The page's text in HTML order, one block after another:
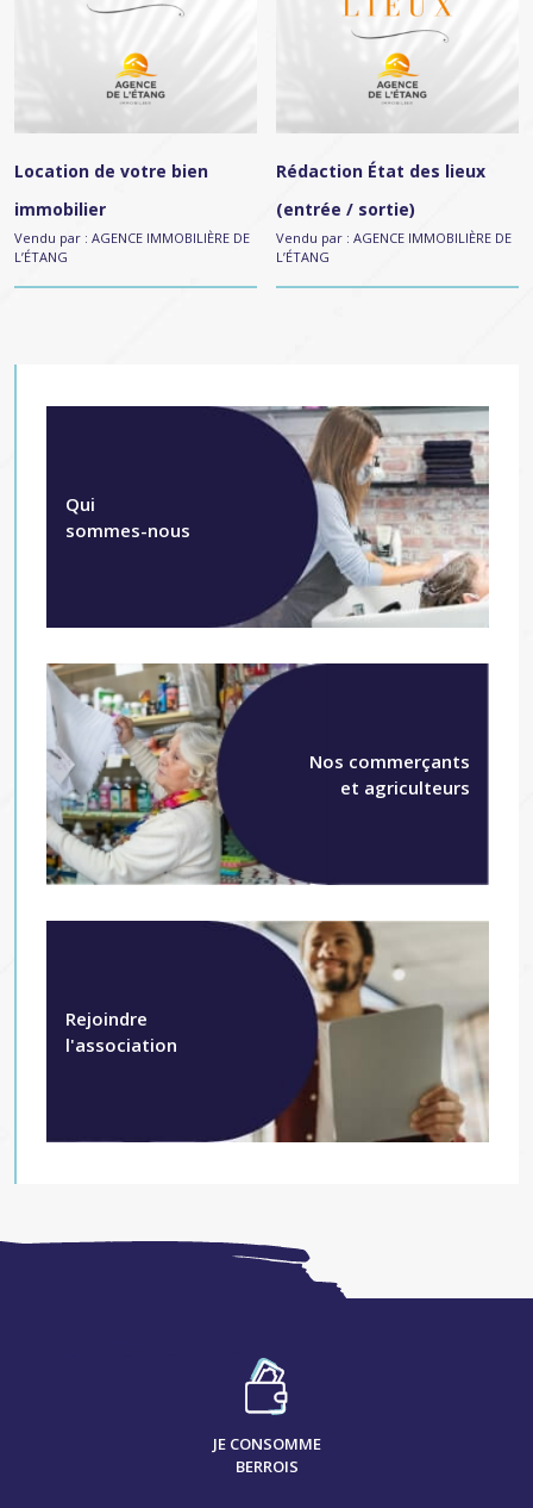
Qui
sommes-nous
Nos commerçants
et agriculteurs
Rejoindre
l'association
Location de votre bien
immobilier
Vendu par : AGENCE IMMOBILIÈRE DE
L’ÉTANG
Rédaction État des lieux
(entrée / sortie)
Vendu par :AGENCE IMMOBILIÈRE DE
L’ÉTANG
JE CONSOMME
BERROIS